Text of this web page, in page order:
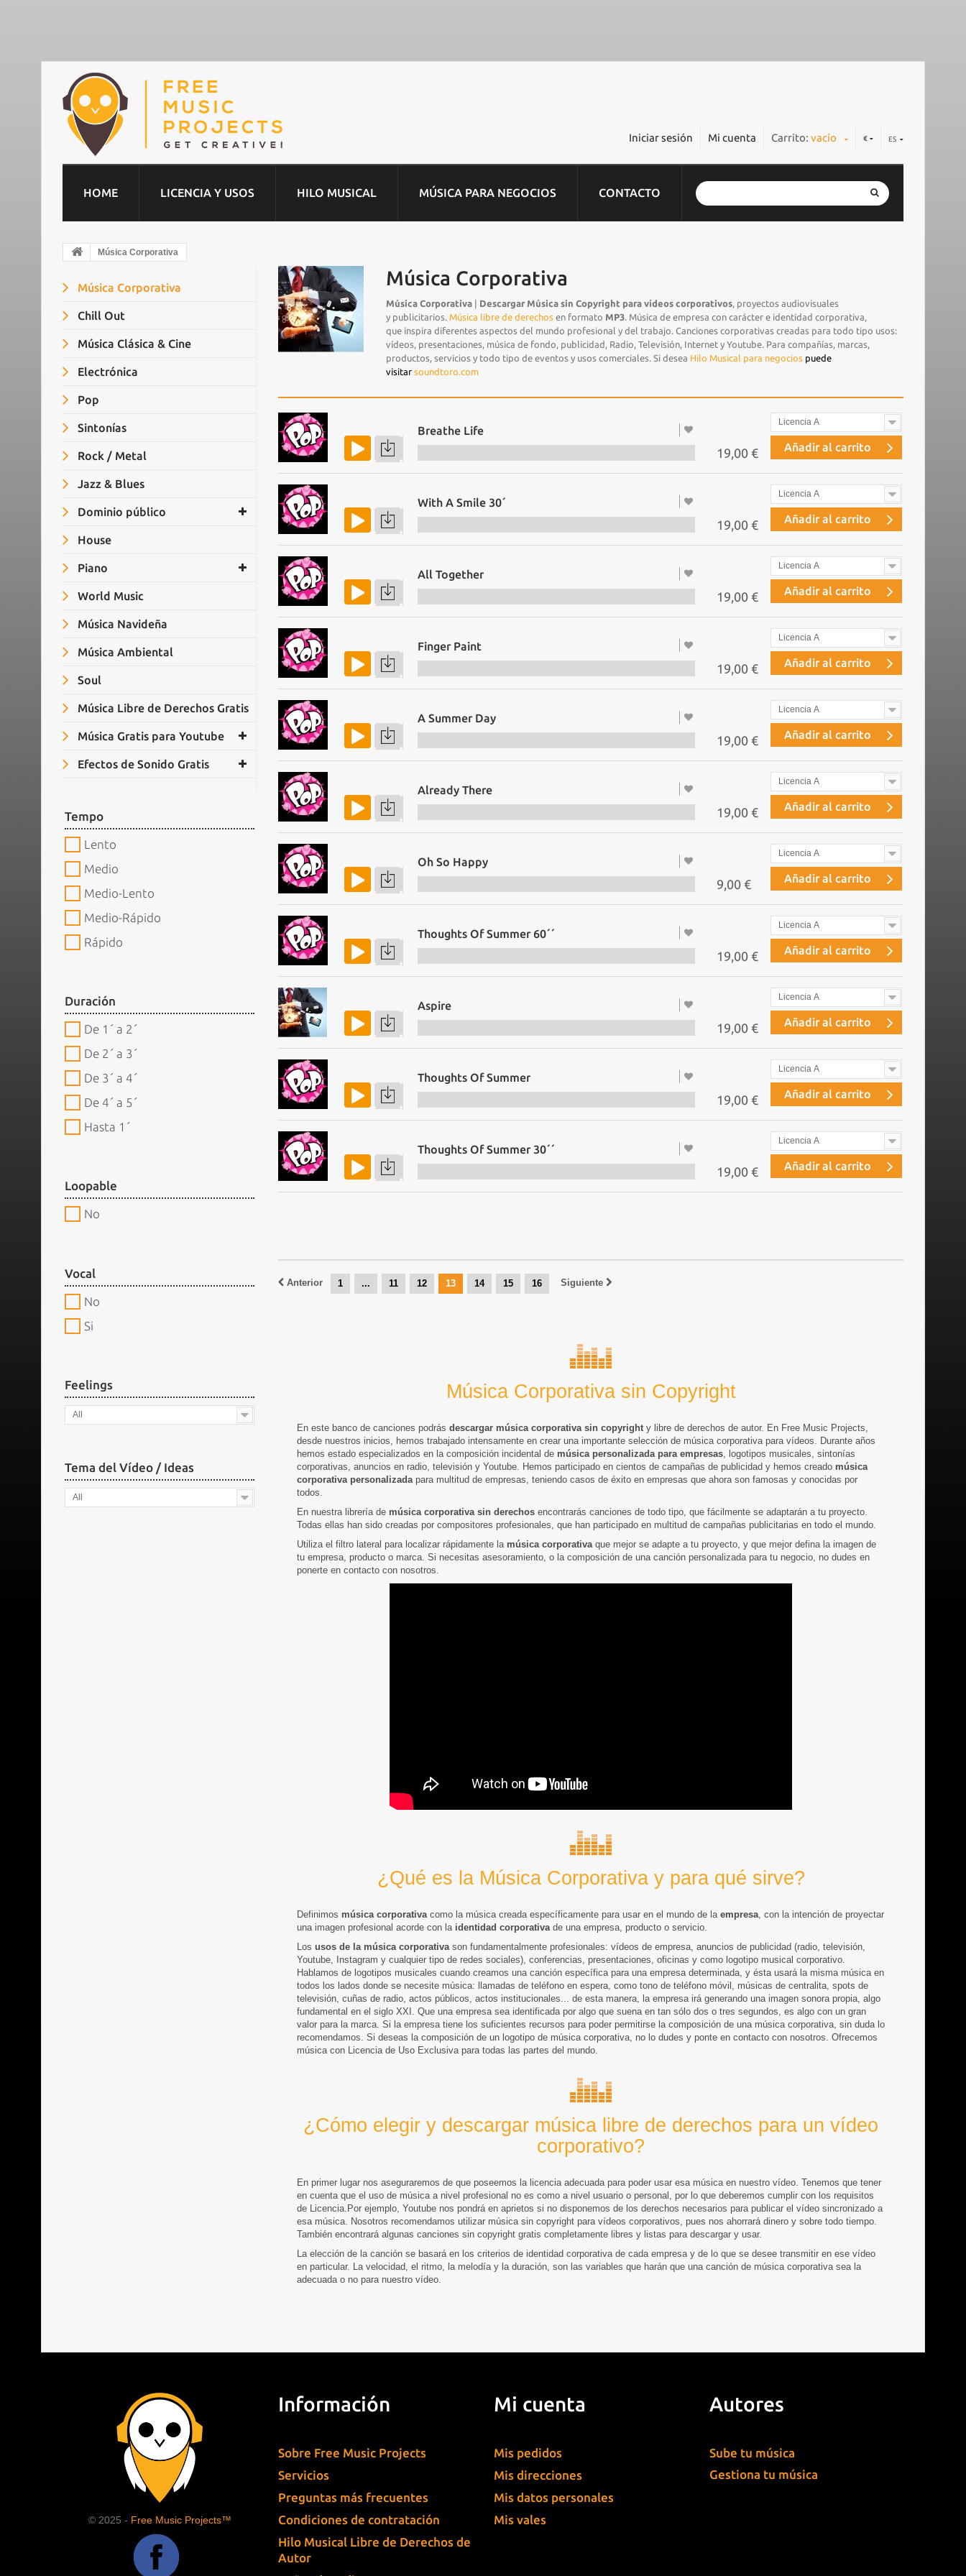
ES
€
Carrito: vacío
Mi cuenta
Iniciar sesión
HOME LICENCIA Y USOS HILO MUSICAL MÚSICA PARA NEGOCIOS CONTACTO
Música Corporativa
Música Corporativa
Chill Out
Música Clásica & Cine
Electrónica
Pop
Sintonías
Rock / Metal
Jazz & Blues
Dominio público
House
Piano
World Music
Música Navideña
Música Ambiental
Soul
Música Libre de Derechos Gratis
Música Gratis para Youtube
Efectos de Sonido Gratis
Tempo
Lento
Medio
Medio-Lento
Medio-Rápido
Rápido
Duración
De 1´ a 2´
De 2´ a 3´
De 3´ a 4´
De 4´ a 5´
Hasta 1´
Loopable
No
Vocal
No
Si
Feelings
All
Tema del Vídeo / Ideas
All
Música Corporativa
Música Corporativa Descargar Música sin Copyright para vídeos corporativos, proyectos audiovisuales
y publicitarios. Música libre de derechos en formato MP3. Música de empresa con carácter e identidad corporativa,
que inspira diferentes aspectos del mundo profesional y del trabajo. Canciones corporativas creadas para todo tipo usos:
vídeos, presentaciones, música de fondo, publicidad, Radio, Televisión, Internet y Youtube. Para compañías, marcas,
productos, servicios y todo tipo de eventos y usos comerciales. Si desea Hilo Musical para negocios puede
visitar soundtoro.com
Breathe Life
19,00 €
Licencia A
Añadir al carrito
With A Smile 30´
19,00 €
Licencia A
Añadir al carrito
All Together
19,00 €
Licencia A
Añadir al carrito
Finger Paint
19,00 €
Licencia A
Añadir al carrito
A Summer Day
19,00 €
Licencia A
Añadir al carrito
Already There
19,00 €
Licencia A
Añadir al carrito
Oh So Happy
9,00 €
Licencia A
Añadir al carrito
Thoughts Of Summer 60´´
19,00 €
Licencia A
Añadir al carrito
Aspire
19,00 €
Licencia A
Añadir al carrito
Thoughts Of Summer
19,00 €
Licencia A
Añadir al carrito
Thoughts Of Summer 30´´
19,00 €
Licencia A
Añadir al carrito
Anterior 1 ... 11 12 13 14 15 16 Siguiente
Música Corporativa sin Copyright
En este banco de canciones podrás descargar música corporativa sin copyright y libre de derechos de autor. En Free Music Projects,
desde nuestros inicios, hemos trabajado intensamente en crear una importante selección de música corporativa para vídeos. Durante años
hemos estado especializados en la composición incidental de música personalizada para empresas , logotipos musicales, sintonías
corporativas, anuncios en radio, televisión y Youtube. Hemos participado en cientos de campañas de publicidad y hemos creado música
corporativa personalizada para multitud de empresas, teniendo casos de éxito en empresas que ahora son famosas y conocidas por
todos.
En nuestra librería de música corporativa sin derechos encontrarás canciones de todo tipo, que fácilmente se adaptarán a tu proyecto.
Todas ellas han sido creadas por compositores profesionales, que han participado en multitud de campañas publicitarias en todo el mundo.
Utiliza el filtro lateral para localizar rápidamente la música corporativa que mejor se adapte a tu proyecto, y que mejor defina la imagen de
tu empresa, producto o marca. Si necesitas asesoramiento, o la composición de una canción personalizada para tu negocio, no dudes en
ponerte en contacto con nosotros.
¿Qué es la Música Corporativa y para qué sirve?
Definimos música corporativa como la música creada específicamente para usar en el mundo de la empresa , con la intención de proyectar
una imagen profesional acorde con la identidad corporativa de una empresa, producto o servicio.
Los usos de la música corporativa son fundamentalmente profesionales: vídeos de empresa, anuncios de publicidad (radio, televisión,
Youtube, Instagram y cualquier tipo de redes sociales), conferencias, presentaciones, oficinas y como logotipo musical corporativo.
Hablamos de logotipos musicales cuando creamos una canción específica para una empresa determinada, y ésta usará la misma música en
todos los lados donde se necesite música: llamadas de teléfono en espera, como tono de teléfono móvil, músicas de centralita, spots de
televisión, cuñas de radio, actos públicos, actos institucionales... de esta manera, la empresa irá generando una imagen sonora propia, algo
fundamental en el siglo XXI. Que una empresa sea identificada por algo que suena en tan sólo dos o tres segundos, es algo con un gran
valor para la marca. Si la empresa tiene los suficientes recursos para poder permitirse la composición de una música corporativa, sin duda lo
recomendamos. Si deseas la composición de un logotipo de música corporativa, no lo dudes y ponte en contacto con nosotros. Ofrecemos
música con Licencia de Uso Exclusiva para todas las partes del mundo.
¿Cómo elegir y descargar música libre de derechos para un vídeo
corporativo?
En primer lugar nos aseguraremos de que poseemos la licencia adecuada para poder usar esa música en nuestro vídeo. Tenemos que tener
en cuenta que el uso de música a nivel profesional no es como a nivel usuario o personal, por lo que deberemos cumplir con los requisitos
de Licencia.Por ejemplo, Youtube nos pondrá en aprietos si no disponemos de los derechos necesarios para publicar el vídeo sincronizado a
esa música. Nosotros recomendamos utilizar música sin copyright para vídeos corporativos, pues nos ahorrará dinero y sobre todo tiempo.
También encontrará algunas canciones sin copyright gratis completamente libres y listas para descargar y usar.
La elección de la canción se basará en los criterios de identidad corporativa de cada empresa y de lo que se desee transmitir en ese vídeo
en particular. La velocidad, el ritmo, la melodía y la duración, son las variables que harán que una canción de música corporativa sea la
adecuada o no para nuestro vídeo.
© 2025 - Free Music Projects™
Información
Sobre Free Music Projects
Servicios
Preguntas más frecuentes
Condiciones de contratación
Hilo Musical Libre de Derechos de
Autor
Mi cuenta
Mis pedidos
Mis direcciones
Mis datos personales
Mis vales
Autores
Sube tu música
Gestiona tu música